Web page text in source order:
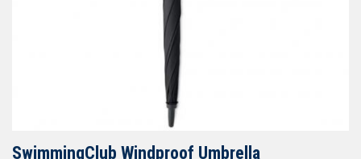
SwimmingClub Windproof Umbrella